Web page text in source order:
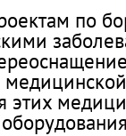
по
этих